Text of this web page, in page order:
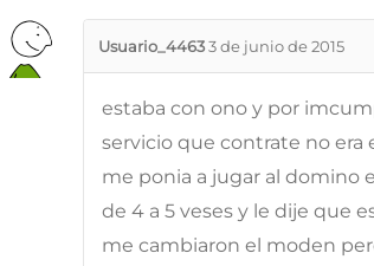
Usuario_44633 de junio de 2015
estaba con ono y por
servicio que contrate no era
me ponia a jugar al domino
de 4 a 5 veses y le dije que
me cambiaron el moden